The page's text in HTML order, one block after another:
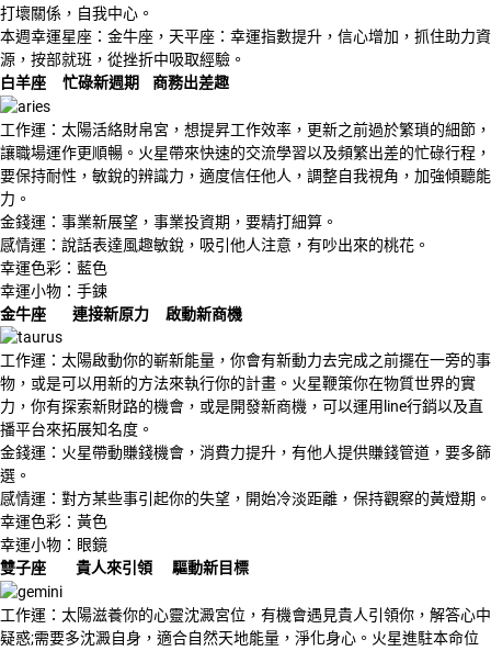
打壞關係，自我中心。
本週幸運星座：金牛座，天平座：幸運指數提升，信心增加，抓住助力資
源，按部就班，從挫折中吸取經驗。
白羊座 忙碌新週期 商務出差趣
工作運：太陽活絡財帛宮，想提昇工作效率，更新之前過於繁瑣的細節，
讓職場運作更順暢。火星帶來快速的交流學習以及頻繁出差的忙碌行程，
要保持耐性，敏銳的辨識力，適度信任他人，調整自我視角，加強傾聽能
力。
金錢運：事業新展望，事業投資期，要精打細算。
感情運：說話表達風趣敏銳，吸引他人注意，有吵出來的桃花。
幸運色彩：藍色
幸運小物：手鍊
金牛座 連接新原力 啟動新商機
工作運：太陽啟動你的嶄新能量，你會有新動力去完成之前擺在一旁的事
物，或是可以用新的方法來執行你的計畫。火星鞭策你在物質世界的實
力，你有探索新財路的機會，或是開發新商機，可以運用line行銷以及直
播平台來拓展知名度。
金錢運：火星帶動賺錢機會，消費力提升，有他人提供賺錢管道，要多篩
選。
感情運：對方某些事引起你的失望，開始冷淡距離，保持觀察的黃燈期。
幸運色彩：黃色
幸運小物：眼鏡
雙子座 貴人來引領 驅動新目標
工作運：太陽滋養你的心靈沈澱宮位，有機會遇見貴人引領你，解答心中
疑惑;需要多沈澱自身，適合自然天地能量，淨化身心。火星進駐本命位